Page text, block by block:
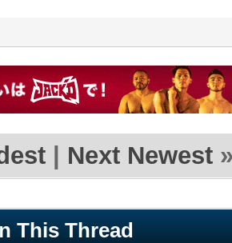
| Next Newest
This Thread